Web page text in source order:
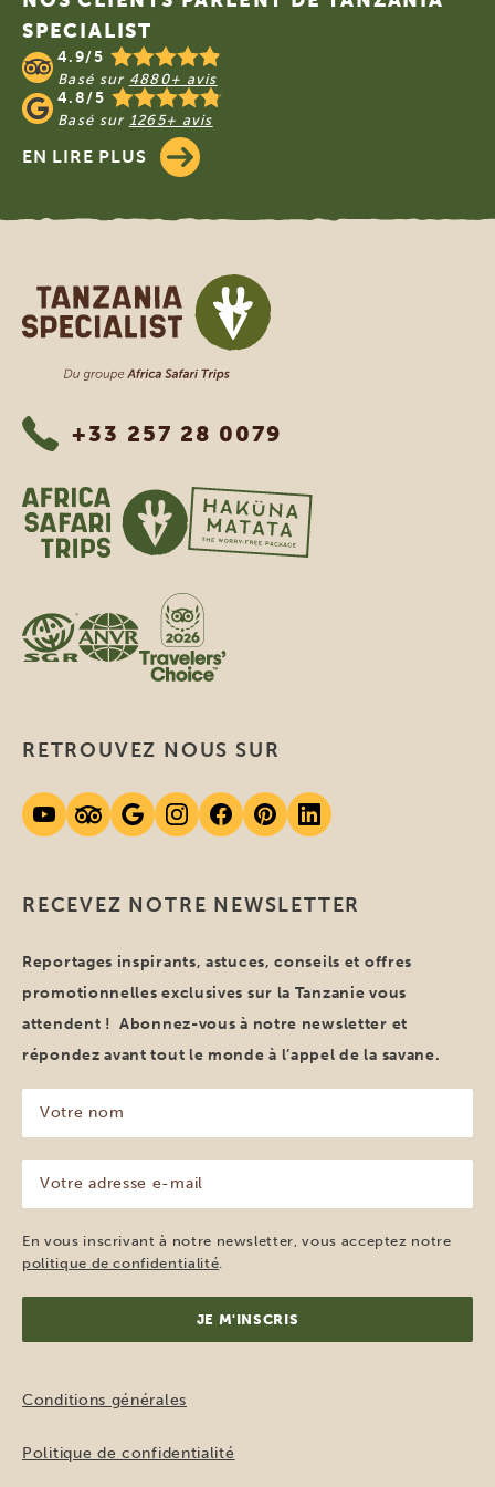
SPECIALIST
4.9/5
Basé sur 4880+ avis
4.8/5
Basé sur 1265+ avis
EN LIRE PLUS
Tanzania Specialist
+33 257 28 0079
RECEVEZ NOTRE NEWSLETTER
Reportages inspirants, astuces, conseils et offres
promotionnelles exclusives sur la Tanzanie vous
attendent ! Abonnez-vous à notre newsletter et
répondez avant tout le monde à l’appel de la savane.
nom
(Nécessaire)
adresse
e-
mail
(Nécessaire)
En vous inscrivant à notre newsletter, vous acceptez notre
politique de confidentialité.
RETROUVEZ NOUS SUR
Conditions générales
Politique de confidentialité